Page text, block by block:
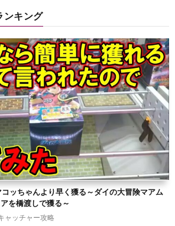
ンキング
コッちゃんより早く獲る～ダイの大冒険マアム
を橋渡しで獲る～
ャッチャー攻略